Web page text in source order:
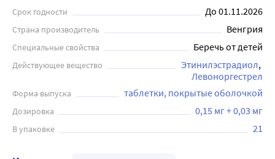
Срок годности До 01.11.2026
Страна производитель Венгрия
Специальные свойства Беречь от детей
Действующее вещество
Этинилэстрадиол
Левоноргестрел
Форма выпуска таблетки, покрытые оболочкой
Дозировка 0,15 мг + 0,03 мг
В упаковке 21